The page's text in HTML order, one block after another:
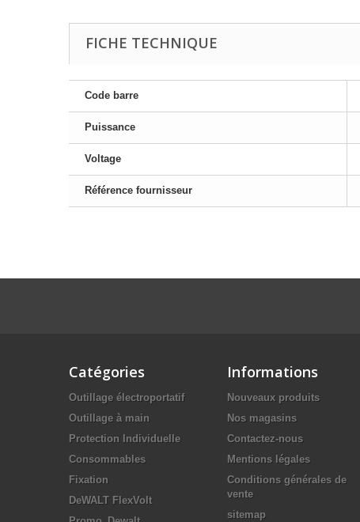
FICHE TECHNIQUE
Code barre
Puissance
Voltage
Référence fournisseur
Catégories
Outillage électroportatif
Outillage à main
Protection Individuelle
Consommables
Fixation
DeWALT FlexVolt
Informations
Nouveaux produits
Nos magasins
Contactez-nous
Mentions légales
Conditions générales de
vente
sitemap